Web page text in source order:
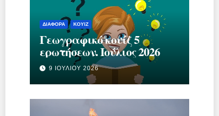
ΔΙΆΦΟΡΑ ΚΟΥΊΖ
Γεωγραφικό κουίζ 5
ερωτήσεων. Ιούλιος 2026
9 ΙΟΥΛΊΟΥ 2026